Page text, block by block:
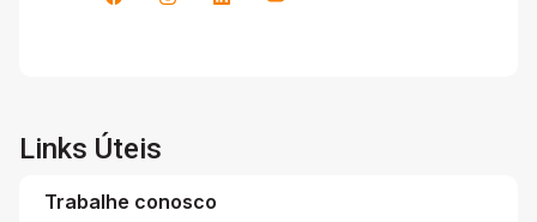
Links Úteis
Trabalhe conosco